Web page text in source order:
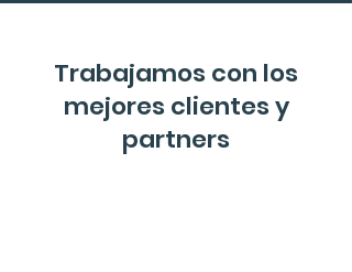
Trabajamos con los
mejores clientes y
partners